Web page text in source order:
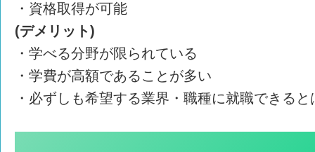
・資格取得が可能
(デメリット)
・学べる分野が限られている
・学費が高額であることが多い
・必ずしも希望する業界・職種に就職できる